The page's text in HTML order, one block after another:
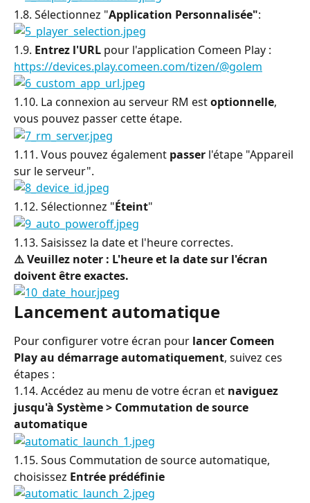
1.8. Sélectionnez "Application Personnalisée":
1.9. Entrez l'URL pour l'application Comeen Play :
https://devices.play.comeen.com/tizen/@golem
1.10. La connexion au serveur RM est optionnelle,
vous pouvez passer cette étape.
1.11. Vous pouvez également passer l'étape "Appareil
sur le serveur".
1.12. Sélectionnez "Éteint"
1.13. Saisissez la date et l'heure correctes.
⚠️ Veuillez noter : L'heure et la date sur l'écran
doivent être exactes.
Lancement automatique
Pour configurer votre écran pour lancer Comeen
Play au démarrage automatiquement, suivez ces
étapes :
1.14. Accédez au menu de votre écran et naviguez
jusqu'à Système > Commutation de source
automatique
1.15. Sous Commutation de source automatique,
choisissez Entrée prédéfinie